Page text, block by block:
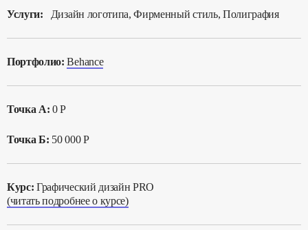
Услуги: Дизайн логотипа, Фирменный стиль, Полиграфия
Портфолио:Behance
Точка А: 0 Р
Точка Б: 50 000 Р
Курс:Графический дизайн PRO
(читать подробнее о курсе)